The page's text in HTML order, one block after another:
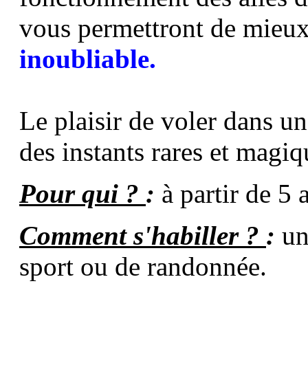
vous permettront de
inoubliable.
Le plaisir de voler dans
des instants rares et
Pour qui ? : à partir de 5
Comment s'habiller ? :
sport ou de randonnée.